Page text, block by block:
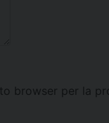
browser per la